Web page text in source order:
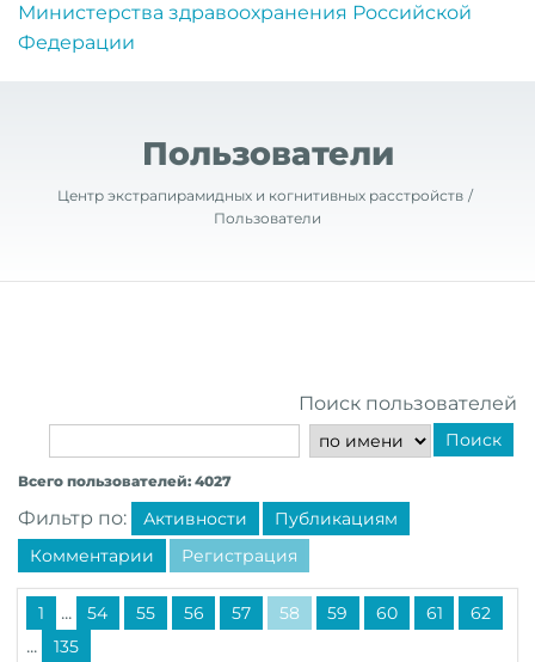
Министерства здравоохранения Российской
Федерации
Пользователи
Центр экстрапирамидных и когнитивных расстройств
Пользователи
Поиск пользователей
Поиск
Всего пользователей: 4027
Фильтр по: Активности
Публикациям
Комментарии
Регистрация
1 ... 54 55 56 57 58 59 60 61 62
... 135